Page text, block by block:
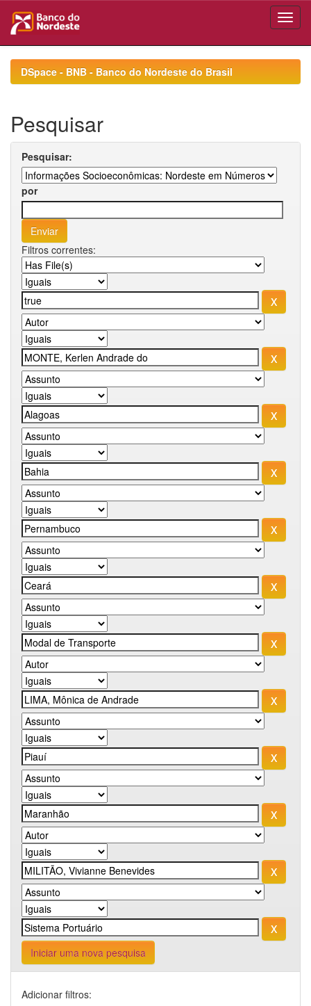
navigationDSpace - BNB - Banco do Nordeste do Brasil
Pesquisar
Pesquisar:
por
Filtros correntes:
Iniciar uma nova pesquisa
Adicionar filtros: